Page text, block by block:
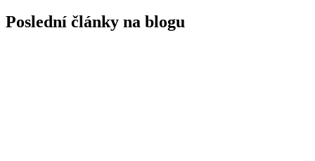
Poslední články na blogu